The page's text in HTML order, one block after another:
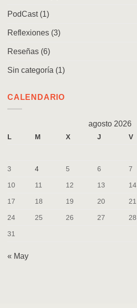
PodCast(1)
Reflexiones (3)
Reseñas (6)
Sin categoría (1)
CALENDARIO
agosto 2026
L M X J V
3 4 5 6 7
10 11 12 13 14
17 18 19 20 21
24 25 26 27 28
31
« May